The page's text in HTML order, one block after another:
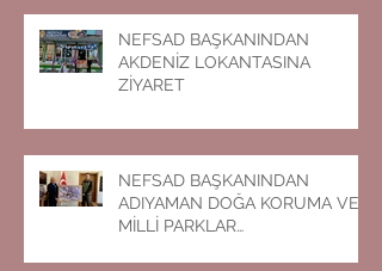
NEFSAD BAŞKANINDAN
AKDENİZ LOKANTASINA
ZİYARET
NEFSAD BAŞKANINDAN
ADIYAMAN DOĞA KORUMA VE
MİLLİ PARKLAR